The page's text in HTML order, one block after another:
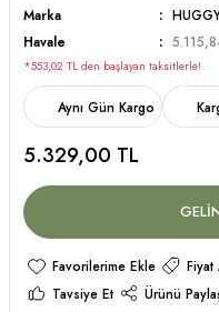
Marka
Havale
*553,02 TL den başlayan taksitlerle!
Aynı Gün Kargo
5.329,00 TL
Fiyat
Tavsiye Et
Ürünü